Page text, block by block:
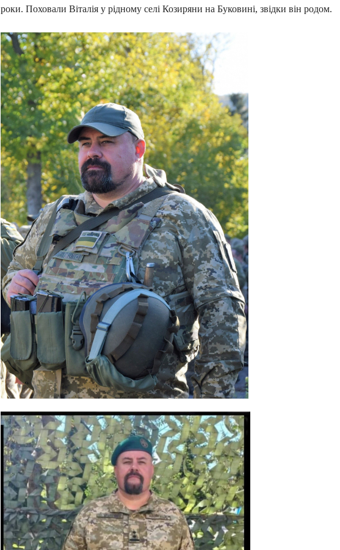
роки. Поховали Віталія у рідному селі Козиряни на Буковині, звідки він родом.